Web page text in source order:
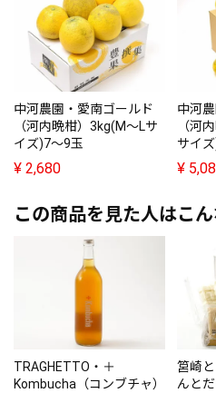
中河農園・愛南ゴールド
（河内晩柑）3kg(M～Lサ
イズ)7～9玉
¥ 2,680
中河
（河
サイ
¥
この商品を見た人はこ
TRAGHETTO・＋
Kombucha（コンブチャ）
筥崎
んと